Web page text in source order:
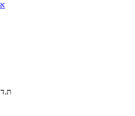
ת.ד 3901 ,פתח תקווה 4952706